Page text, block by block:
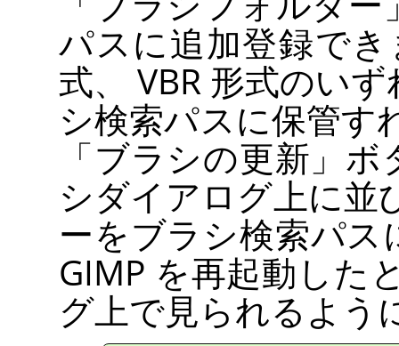
パスに追加登録で
式、 VBR 形式のい
シ検索パスに保管す
「ブラシの更新 」 ボ
シダイアログ上に並
ーをブラシ検索パ
GIMP を再起動した
グ上で見られるよう